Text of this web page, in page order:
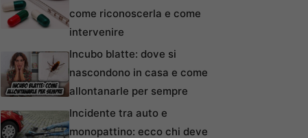
come riconoscerla e come
intervenire
Incubo blatte: dove si
nascondono in casa e come
allontanarle per sempre
Incidente tra auto e
monopattino: ecco chi deve